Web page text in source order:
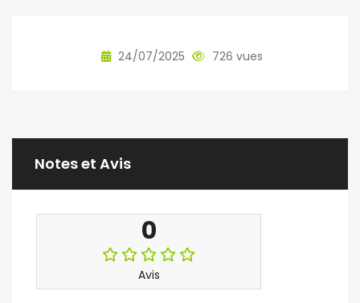
24/07/2025 726 vues
Notes et Avis
0
Avis